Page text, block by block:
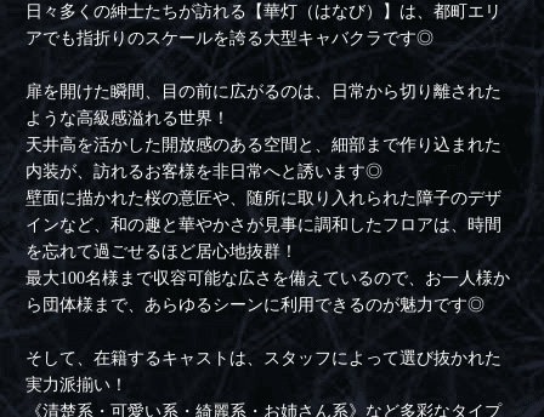
日々多くの紳士たちが訪れる【華灯（はなび）】は、都町エリ
アでも指折りのスケールを誇る大型キャバクラです◎
扉を開けた瞬間、目の前に広がるのは、日常から切り離された
ような高級感溢れる世界！
天井高を活かした開放感のある空間と、細部まで作り込まれた
内装が、訪れるお客様を非日常へと誘います◎
壁面に描かれた桜の意匠や、随所に取り入れられた障子のデザ
インなど、和の趣と華やかさが見事に調和したフロアは、時間
を忘れて過ごせるほど居心地抜群！
最大100名様まで収容可能な広さを備えているので、お一人様か
ら団体様まで、あらゆるシーンに利用できるのが魅力です◎
そして、在籍するキャストは、スタッフによって選び抜かれた
実力派揃い！
《清楚系・可愛い系・綺麗系・お姉さん系》など多彩なタイプ